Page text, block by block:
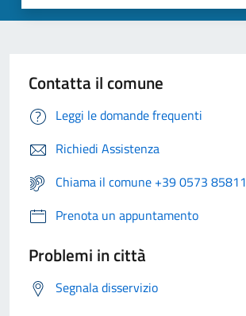
Contatta il comune
Leggi le domande frequenti
Richiedi Assistenza
Chiama il comune +39 0573 85811
Prenota un appuntamento
Problemi in città
Segnala disservizio